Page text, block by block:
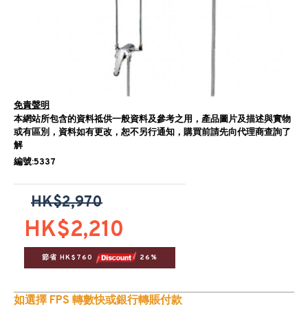
免責聲明
本網站所包含的資料祗供一般資料及參考之用，產品圖片及描述與實物
或有區別，資料如有更改，恕不另行通知，購買前請先向代理商查詢了
解
編號:5337
HK$2,210
HK$2,970
節省 HK$760 26%
如選擇 FPS 轉數快或銀行轉賬付款